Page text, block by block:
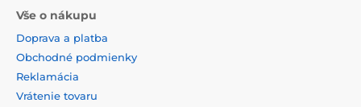
Vše o nákupu
Doprava a platba
Obchodné podmienky
Reklamácia
Vrátenie tovaru